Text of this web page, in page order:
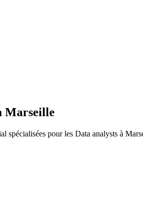
Marseille
spécialisées pour les Data analysts à